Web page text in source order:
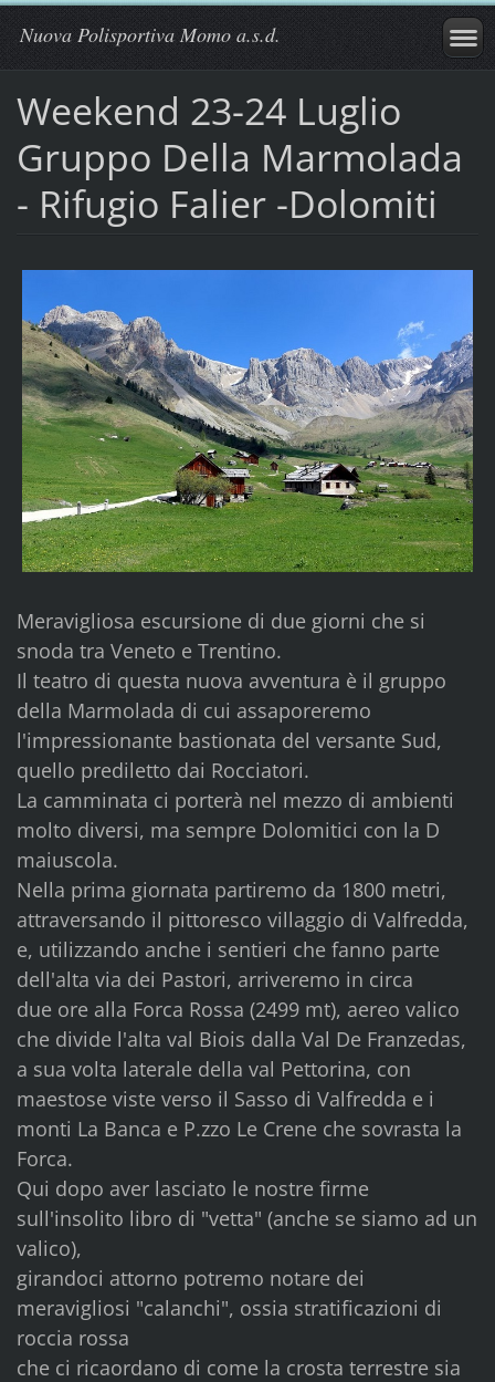
Nuova Polisportiva Momo a.s.d.
Weekend 23-24 Luglio
Gruppo Della Marmolada
- Rifugio Falier -Dolomiti
Meravigliosa escursione di due giorni che si
snoda tra Veneto e Trentino.
Il teatro di questa nuova avventura è il gruppo
della Marmolada di cui assaporeremo
l'impressionante bastionata del versante Sud,
quello prediletto dai Rocciatori.
La camminata ci porterà nel mezzo di ambienti
molto diversi, ma sempre Dolomitici con la D
maiuscola.
Nella prima giornata partiremo da 1800 metri,
attraversando il pittoresco villaggio di Valfredda,
e, utilizzando anche i sentieri che fanno parte
dell'alta via dei Pastori, arriveremo in circa
due ore alla Forca Rossa (2499 mt), aereo valico
che divide l'alta val Biois dalla Val De Franzedas,
a sua volta laterale della val Pettorina, con
maestose viste verso il Sasso di Valfredda e i
monti La Banca e P.zzo Le Crene che sovrasta la
Forca.
Qui dopo aver lasciato le nostre firme
sull'insolito libro di "vetta" (anche se siamo ad un
valico),
girandoci attorno potremo notare dei
meravigliosi "calanchi", ossia stratificazioni di
roccia rossa
che ci ricaordano di come la crosta terrestre sia